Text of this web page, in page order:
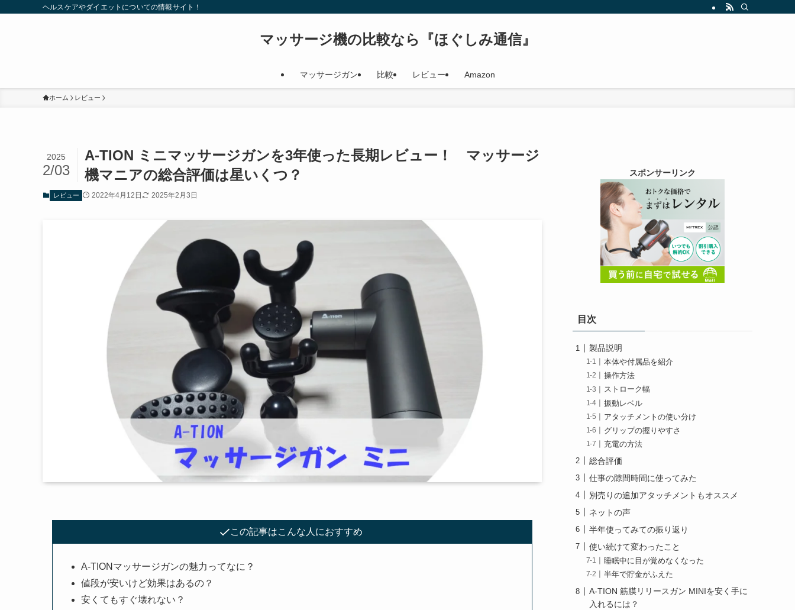
ヘルスケアやダイエットについての情報サイト！
マッサージ機の比較なら『ほぐしみ通信』
マッサージガン 比較 レビュー Amazon
ホーム レビュー
A-TION ミニマッサージガンを3年使った長期レビュー！ マッサージ
機マニアの総合評価は星いくつ？
2025
2/03
レビュー 2022年4月12日 2025年2月3日
この記事はこんな人におすすめ
A-TIONマッサージガンの魅力ってなに？
値段が安いけど効果はあるの？
安くてもすぐ壊れない？
スポンサーリンク
目次
製品説明
本体や付属品を紹介
操作方法
ストローク幅
振動レベル
アタッチメントの使い分け
グリップの握りやすさ
充電の方法
総合評価
仕事の隙間時間に使ってみた
別売りの追加アタッチメントもオススメ
ネットの声
半年使ってみての振り返り
使い続けて変わったこと
睡眠中に目が覚めなくなった
半年で貯金がふえた
A-TION 筋膜リリースガン MINIを安く手に
入れるには？